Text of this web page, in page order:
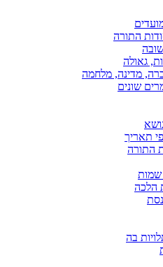
התורה
גאולה
מדינה, מלחמה
שונים
תאריך
התורה
שמות
הלכה
בה